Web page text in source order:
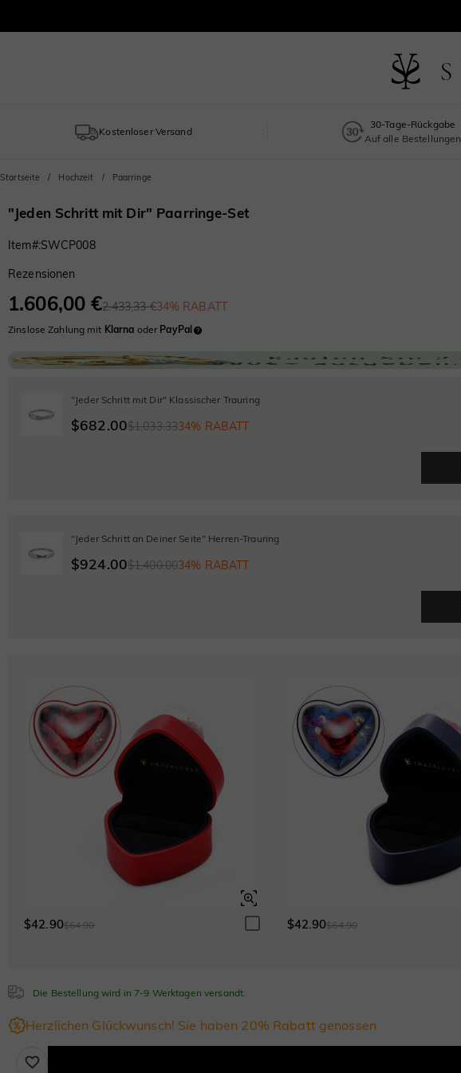
Kostenloser Versand
30-Tage-Rückgabe
Auf alle Bestellungen
Startseite Hochzeit Paarringe
"Jeden Schritt mit Dir" Paarringe-Set
Item#:SWCP008
Rezensionen
1.606,00 €2.433,33 €34% RABATT
Zinslose Zahlung mit Klarna oder PayPal
"Jeder Schritt mit Dir" Klassischer Trauring
$682.00$1,033.3334% RABATT
"Jeder Schritt an Deiner Seite" Herren-Trauring
$924.00$1,400.0034% RABATT
$42.90$64.90 $42.90$64.90
Die Bestellung wird in 7-9 Werktagen versandt.
Herzlichen Glückwunsch! Sie haben 20% Rabatt genossen